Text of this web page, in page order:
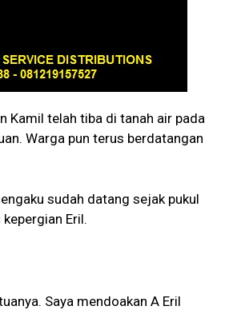
Kamil telah tiba di tanah air pada
Warga pun terus berdatangan
sudah datang sejak pukul
Eril.
Saya mendoakan A Eril